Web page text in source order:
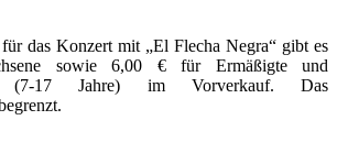
für das Konzert mit „El Flecha Negra“ gibt es
sowie 6,00 € für Ermäßigte und
(7-17 Jahre) im Vorverkauf. Das